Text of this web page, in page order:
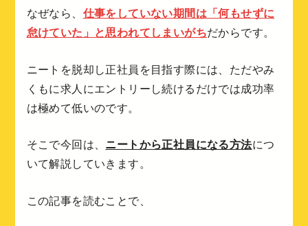
なぜなら、 仕事をしていない期間は「何もせずに
怠けていた」と思われてしまいがちだからです。
ニートを脱却し正社員を目指す際には、ただやみ
くもに求人にエントリーし続けるだけでは成功率
は極めて低いのです。
そこで今回は、 ニートから正社員になる方法につ
いて解説していきます。
この記事を読むことで、